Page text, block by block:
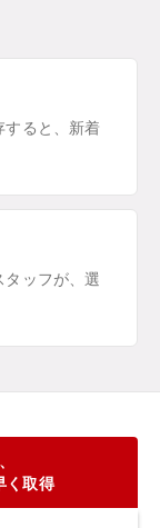
すると、新着
タッフが、選
く取得